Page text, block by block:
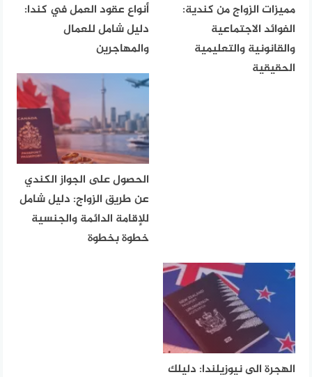
مميزات الزواج من كندية:
الفوائد الاجتماعية
والقانونية والتعليمية
الحقيقية
أنواع عقود العمل في كندا:
دليل شامل للعمال
والمهاجرين
الحصول على الجواز الكندي
عن طريق الزواج: دليل شامل
للإقامة الدائمة والجنسية
خطوة بخطوة
الهجرة الى نيوزيلندا: دليلك